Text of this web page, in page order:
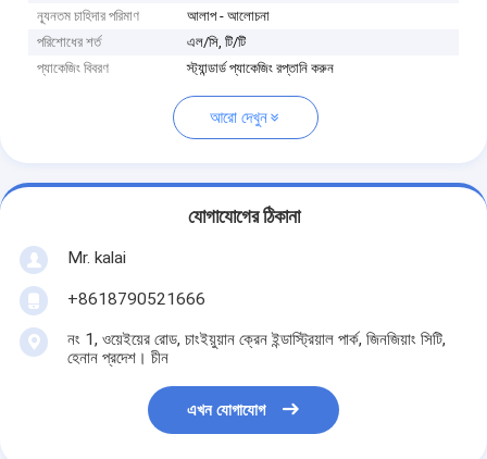
ন্যূনতম চাহিদার পরিমাণ
আলাপ - আলোচনা
পরিশোধের শর্ত
এল/সি, টি/টি
প্যাকেজিং বিবরণ
স্ট্যান্ডার্ড প্যাকেজিং রপ্তানি করুন
আরো দেখুন
যোগাযোগের ঠিকানা
Mr. kalai
+8618790521666
নং 1, ওয়েইয়ের রোড, চাংইয়ুয়ান ক্রেন ইন্ডাস্ট্রিয়াল পার্ক, জিনজিয়াং সিটি,
হেনান প্রদেশ। চীন
এখন যোগাযোগ